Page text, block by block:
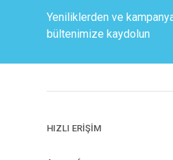
Yeniliklerden ve
bültenimize kaydolun
HIZLI ERİŞİM